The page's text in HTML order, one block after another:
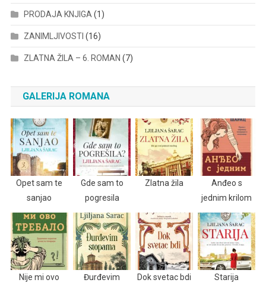
PRODAJA KNJIGA (1)
ZANIMLJIVOSTI (16)
ZLATNA ŽILA – 6. ROMAN (7)
GALERIJA ROMANA
Opet sam te
sanjao
Gde sam to
pogresila
Zlatna žila
Anđeo s
jednim krilom
Nije mi ovo
Đurđevim
Dok svetac bdi Starija